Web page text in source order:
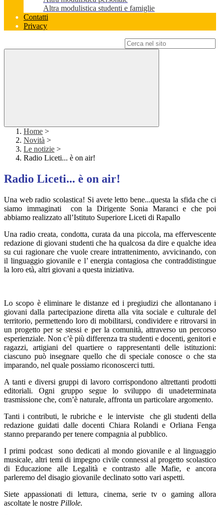
Altra modulistica studenti e famiglie
Contatti
Privacy
Home >
Novità >
Le notizie >
Radio Liceti... è on air!
Radio Liceti... è on air!
Una web radio scolastica! Si avete letto bene...questa la sfida che ci
siamo immaginati con la Dirigente Sonia Maranci e che poi
abbiamo realizzato all’Istituto Superiore Liceti di Rapallo
Una radio creata, condotta, curata da una piccola, ma effervescente
redazione di giovani studenti che ha qualcosa da dire e qualche idea
su cui ragionare che vuole creare intrattenimento, avvicinando, con
il linguaggio giovanile e l’ energia contagiosa che contraddistingue
la loro età, altri giovani a questa iniziativa.
Lo scopo è eliminare le distanze ed i pregiudizi che allontanano i
giovani dalla partecipazione diretta alla vita sociale e culturale del
territorio, permettendo loro di mobilitarsi, condividere e ritrovarsi in
un progetto per se stessi e per la comunità, attraverso un percorso
esperienziale. Non c’è più differenza tra studenti e docenti, genitori e
ragazzi, artigiani del quartiere o rappresentanti delle istituzioni:
ciascuno può insegnare quello che di speciale conosce o che sta
imparando, nel quale possiamo riconoscerci tutti.
A tanti e diversi gruppi di lavoro corrispondono altrettanti prodotti
editoriali. Ogni gruppo segue lo sviluppo di unadeterminata
trasmissione che, com’è naturale, affronta un particolare argomento.
Tanti i contributi, le rubriche e le interviste che gli studenti della
redazione guidati dalle docenti Chiara Rolandi e Orliana Fenga
stanno preparando per tenere compagnia al pubblico.
I primi podcast sono dedicati al mondo giovanile e al linguaggio
musicale, altri temi di impegno civile connessi al progetto scolastico
di Educazione alle Legalità e contrasto alle Mafie, e ancora
parleremo del disagio giovanile declinato sotto vari aspetti.
Siete appassionati di lettura, cinema, serie tv o gaming allora
ascoltate le nostre Pillole.